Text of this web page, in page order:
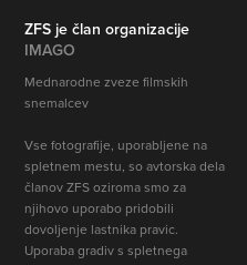
ZFS je član organizacije
IMAGO
Mednarodne zveze filmskih
snemalcev
Vse fotografije, uporabljene na
spletnem mestu, so avtorska dela
članov ZFS oziroma smo za
njihovo uporabo pridobili
dovoljenje lastnika pravic
Uporaba gradiv s spletnega